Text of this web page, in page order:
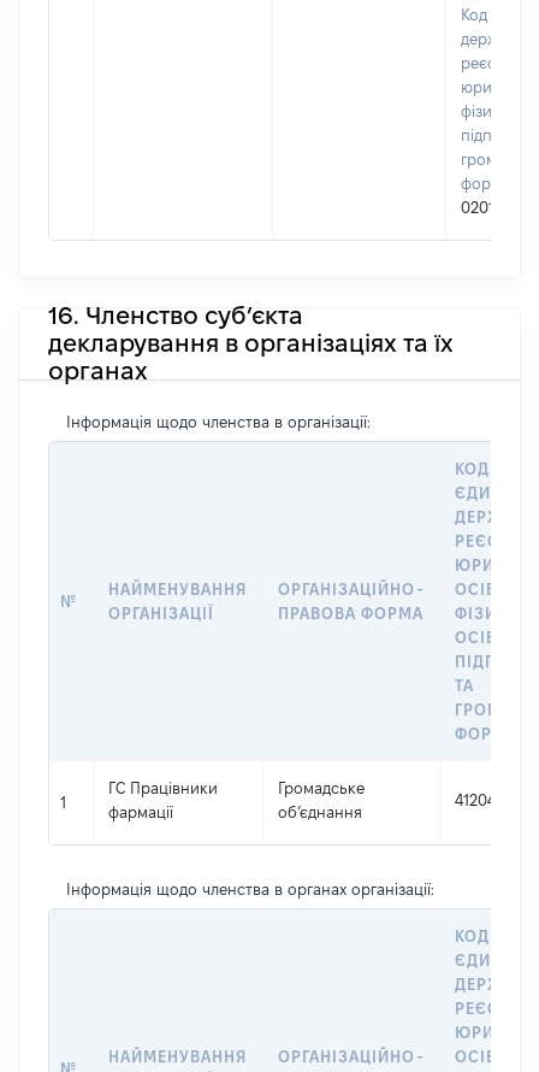
Код в
реєстрі
фізичних
02011261
16. Членство суб’єкта
декларування в організаціях та їх
органах
Інформація щодо членства в організації:
№
НАЙМЕНУВАННЯ
ОРГАНІЗАЦІЇ
ОРГАНІЗАЦІЙНО-
ПРАВОВА ФОРМА
КОД В
РЕЄСТРІ
ОСІБ,
ОСІБ –
ТА
1
ГС Працівники
фармації
Громадське
об’єднання
41204424
Інформація щодо членства в органах організації:
№
НАЙМЕНУВАННЯ
ОРГАНІЗАЦІЙНО-
КОД В
РЕЄСТРІ
ОСІБ,